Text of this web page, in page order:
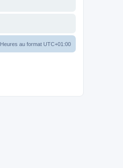
Heures au format UTC+01:00